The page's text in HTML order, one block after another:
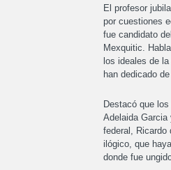
El profesor
por cuestiones
fue candidato
Mexquitic.
los ideales de
han dedicado
Destacó que
Adelaida
federal, Ricardo
ilógico, que
donde fue